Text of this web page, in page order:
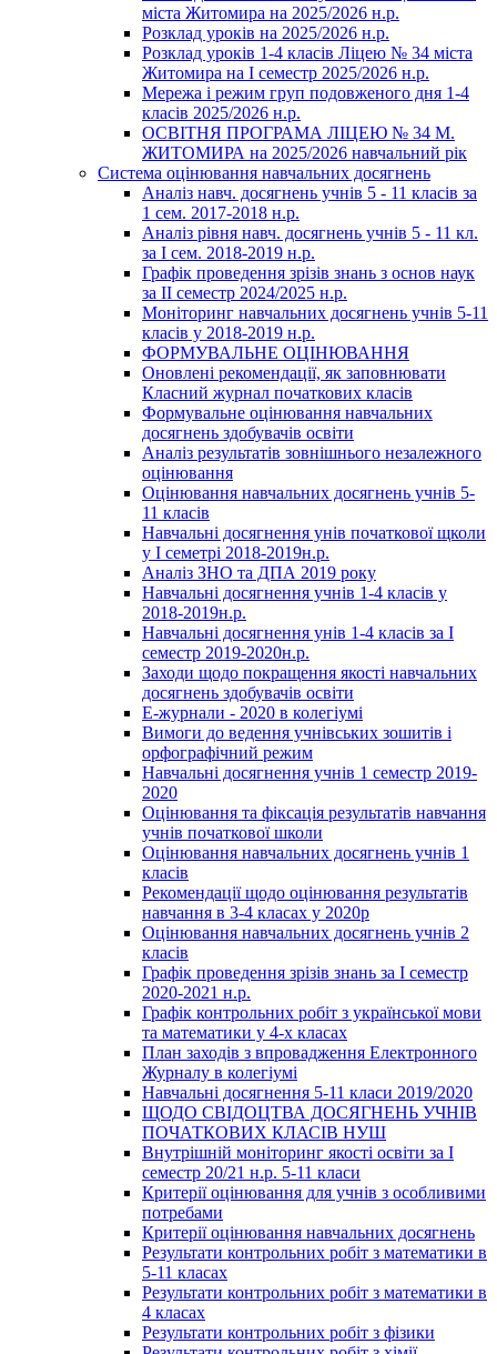
міста Житомира на 2025/2026 н.р.
Розклад уроків на 2025/2026 н.р.
Розклад уроків 1-4 класів Ліцею № 34 міста
Житомира на І семестр 2025/2026 н.р.
Мережа і режим груп подовженого дня 1-4
класів 2025/2026 н.р.
ОСВІТНЯ ПРОГРАМА ЛІЦЕЮ № 34 М.
ЖИТОМИРА на 2025/2026 навчальний рік
Система оцінювання навчальних досягнень
Аналіз навч. досягнень учнів 5 - 11 класів за
1 сем. 2017-2018 н.р.
Аналіз рівня навч. досягнень учнів 5 - 11 кл.
за І сем. 2018-2019 н.р.
Графік проведення зрізів знань з основ наук
за ІІ семестр 2024/2025 н.р.
Моніторинг навчальних досягнень учнів 5-11
класів у 2018-2019 н.р.
ФОРМУВАЛЬНЕ ОЦІНЮВАННЯ
Оновлені рекомендації, як заповнювати
Класний журнал початкових класів
Формувальне оцінювання навчальних
досягнень здобувачів освіти
Аналіз результатів зовнішнього незалежного
оцінювання
Оцінювання навчальних досягнень учнів 5-
11 класів
Навчальні досягнення унів початкової щколи
у І семетрі 2018-2019н.р.
Аналіз ЗНО та ДПА 2019 року
Навчальні досягнення учнів 1-4 класів у
2018-2019н.р.
Навчальні досягнення унів 1-4 класів за І
семестр 2019-2020н.р.
Заходи щодо покращення якості навчальних
досягнень здобувачів освіти
Е-журнали - 2020 в колегіумі
Вимоги до ведення учнівських зошитів і
орфографічний режим
Навчальні досягнення учнів 1 семестр 2019-
2020
Оцінювання та фіксація результатів навчання
учнів початкової школи
Оцінювання навчальних досягнень учнів 1
класів
Рекомендації щодо оцінювання результатів
навчання в 3-4 класах у 2020р
Оцінювання навчальних досягнень учнів 2
класів
Графік проведення зрізів знань за І семестр
2020-2021 н.р.
Графік контрольних робіт з української мови
та математики у 4-х класах
План заходів з впровадження Електронного
Журналу в колегіумі
Навчальні досягнення 5-11 класи 2019/2020
ЩОДО СВІДОЦТВА ДОСЯГНЕНЬ УЧНІВ
ПОЧАТКОВИХ КЛАСІВ НУШ
Внутрішній моніторинг якості освіти за І
семестр 20/21 н.р. 5-11 класи
Критерії оцінювання для учнів з особливими
потребами
Критерії оцінювання навчальних досягнень
Результати контрольних робіт з математики в
5-11 класах
Результати контрольних робіт з математики в
4 класах
Результати контрольних робіт з фізики